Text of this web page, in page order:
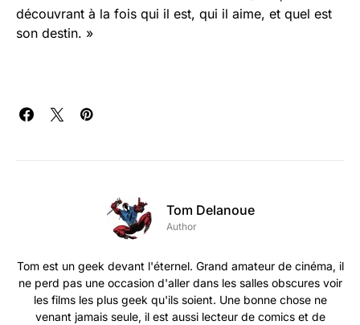
découvrant à la fois qui il est, qui il aime, et quel est
son destin. »
Tom Delanoue
Author
Tom est un geek devant l'éternel. Grand amateur de cinéma, il
ne perd pas une occasion d'aller dans les salles obscures voir
les films les plus geek qu'ils soient. Une bonne chose ne
venant jamais seule, il est aussi lecteur de comics et de